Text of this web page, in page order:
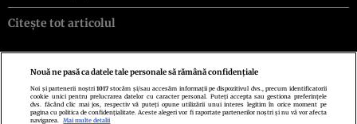
Citește tot articolul
Politica de confidenţialitate Politica de cookiesTermeni şi condiţii
Echipa redacționalăContactSetări Cookies
Nouă ne pasă ca datele tale personale să rămână confidențiale
Noi și partenerii noștri1017 stocăm și/sau accesăm informații pe dispozitivul dvs., precum identificatorii
cookie unici pentru prelucrarea datelor cu caracter personal. Puteți accepta sau gestiona preferințele
dvs. făcând clic mai jos, respectiv vă puteți opune utilizării unui interes legitim în orice moment pe
pagina cu politica de confidențialitate. Aceste alegeri vor fi raportate partenerilor noștri și nu vă vor afecta
navigarea.
Mai multe detalii